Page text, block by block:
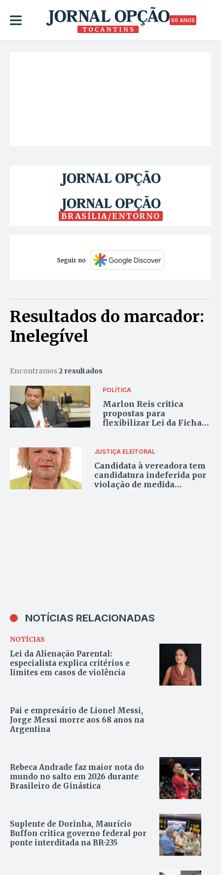
50 ANOS
BRASÍLIA/ENTORNO
Seguir no
Resultados do marcador:
Inelegível
Encontramos2 resultados
POLÍTICA
Marlon Reis critica
propostas para
flexibilizar Lei da Ficha
2026
JUSTIÇA ELEITORAL
Candidata à vereadora tem
candidatura indeferida por
violação de medida
NOTÍCIAS RELACIONADAS
NOTÍCIAS
Lei da Alienação Parental:
especialista explica critérios e
limites em casos de violência
Pai e empresário de Lionel Messi,
Jorge Messi morre aos 68 anos na
Argentina
Rebeca Andrade faz maior nota do
mundo no salto em 2026 durante
Brasileiro de Ginástica
Suplente de Dorinha, Maurício
Buffon critica governo federal por
ponte interditada na BR-235